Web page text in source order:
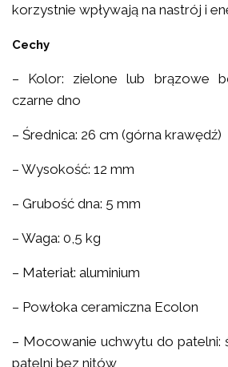
korzystnie wpływają na nastrój i
Cechy
– Kolor: zielone lub brązowe
czarne dno
– Średnica: 26 cm (górna krawędź)
– Wysokość: 12 mm
– Grubość dna: 5 mm
– Waga: 0,5 kg
– Materiał: aluminium
– Powłoka ceramiczna Ecolon
– Mocowanie uchwytu do patelni:
patelni bez nitów